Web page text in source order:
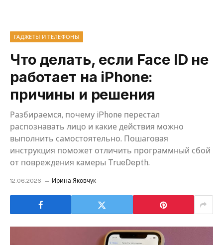
ГАДЖЕТЫ И ТЕЛЕФОНЫ
Что делать, если Face ID не
работает на iPhone:
причины и решения
Разбираемся, почему iPhone перестал
распознавать лицо и какие действия можно
выполнить самостоятельно. Пошаговая
инструкция поможет отличить программный сбой
от повреждения камеры TrueDepth.
12.06.2026 Ирина Яковчук